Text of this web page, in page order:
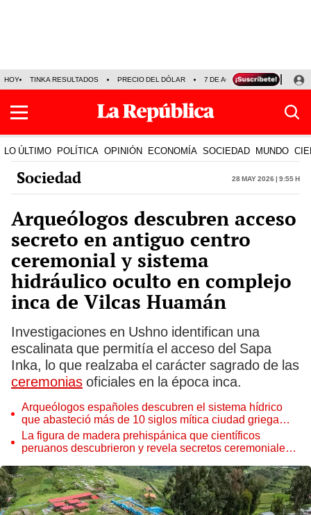
HOY TINKA RESULTADOS PRECIO DEL DÓLAR 7 DE AGOSTO OLLANTA
LO ÚLTIMO POLÍTICA OPINIÓN ECONOMÍA SOCIEDAD MUNDO
Sociedad 28 May 2026 | 9:55 h
Arqueólogos descubren acceso
secreto en antiguo centro
ceremonial y sistema
hidráulico oculto en complejo
inca de Vilcas Huamán
Investigaciones en Ushno identifican una
escalinata que permitía el acceso del Sapa
Inka, lo que realzaba el carácter sagrado de las
ceremonias oficiales en la época inca.
Arqueólogos españoles descubren el sistema hídrico
que abasteció más de 10 siglos mítica ciudad griega
clave de la civilización moderna
La figura de madera prehispánica que científicos
peruanos descubrieron y revela secretos ceremoniales